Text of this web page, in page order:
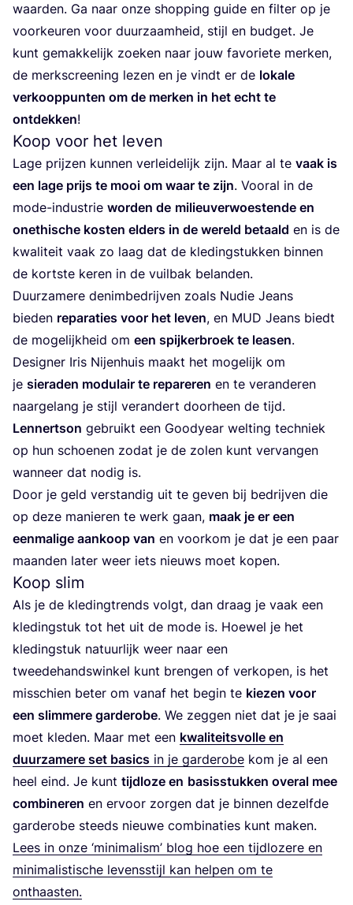
waar­den. Ga naar onze shop­ping gui­de en fil­ter op je
voor­keu­ren voor duur­zaam­heid, stijl en bud­get. Je
kunt gemak­ke­lijk zoe­ken naar jouw favo­rie­te mer­ken,
de merks­cree­ning lezen en je vindt er de loka­le
ver­koop­pun­ten om de mer­ken in het echt te
ont­dek­ken!
Koop voor het leven
Lage prij­zen kun­nen ver­lei­de­lijk zijn. Maar al te vaak is
een lage prijs te mooi om waar te zijn. Voor­al in de
mode-indu­strie wor­den de mili­eu­ver­woes­ten­de en
one­thi­sche kos­ten elders in de wereld betaald en is de
kwa­li­teit vaak zo laag dat de kle­ding­stuk­ken bin­nen
de kort­ste keren in de vuil­bak belanden.
Duur­za­me­re den­im­be­drij­ven zoals Nudie Jeans
bie­den repa­ra­ties voor het leven, en MUD Jeans biedt
de moge­lijk­heid om een spij­ker­broek te lea­sen.
Desig­ner Iris Nij­en­huis maakt het moge­lijk om
je sie­ra­den modu­lair te repa­re­ren en te ver­an­de­ren
naar­ge­lang je stijl ver­an­dert door­heen de tijd.
Len­nert­son gebruikt een Goodyear wel­ting tech­niek
op hun schoe­nen zodat je de zolen kunt ver­van­gen
wan­neer dat nodig is.
Door je geld ver­stan­dig uit te geven bij bedrij­ven die
op deze manie­ren te werk gaan, maak je er een
een­ma­li­ge aan­koop van en voor­kom je dat je een paar
maan­den later weer iets nieuws moet kopen.
Koop slim
Als je de kle­ding­trends volgt, dan draag je vaak een
kle­ding­stuk tot het uit de mode is. Hoe­wel je het
kle­ding­stuk natuur­lijk weer naar een
twee­de­hands­win­kel kunt bren­gen of ver­ko­pen, is het
mis­schien beter om van­af het begin te kie­zen voor
een slim­me­re gar­de­ro­be. We zeg­gen niet dat je je saai
moet kle­den. Maar met een kwa­li­teits­vol­le en
duur­za­me­re set basics in je gar­de­ro­be kom je al een
heel eind. Je kunt tijd­lo­ze en basis­stuk­ken over­al mee
com­bi­ne­ren en ervoor zor­gen dat je bin­nen dezelf­de
gar­de­ro­be steeds nieu­we com­bi­na­ties kunt maken.
Lees in onze ‘mini­ma­lism’ blog hoe een tijd­lo­ze­re en
mini­ma­lis­ti­sche levens­stijl kan hel­pen om te
onthaasten.